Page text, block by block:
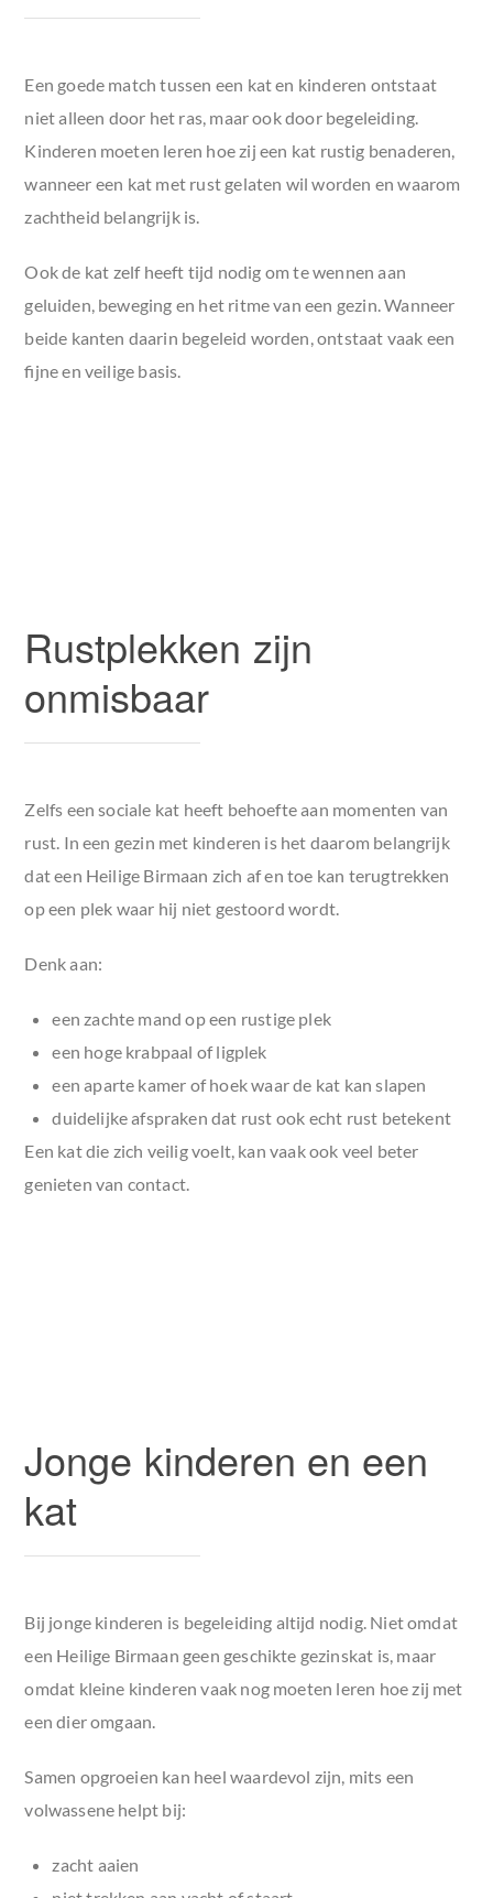
Een goede match tussen een kat en kinderen ontstaat
niet alleen door het ras, maar ook door begeleiding.
Kinderen moeten leren hoe zij een kat rustig benaderen,
wanneer een kat met rust gelaten wil worden en waarom
zachtheid belangrijk is.
Ook de kat zelf heeft tijd nodig om te wennen aan
geluiden, beweging en het ritme van een gezin. Wanneer
beide kanten daarin begeleid worden, ontstaat vaak een
fijne en veilige basis.
Rustplekken zijn
onmisbaar
Zelfs een sociale kat heeft behoefte aan momenten van
rust. In een gezin met kinderen is het daarom belangrijk
dat een Heilige Birmaan zich af en toe kan terugtrekken
op een plek waar hij niet gestoord wordt.
Denk aan:
een zachte mand op een rustige plek
een hoge krabpaal of ligplek
een aparte kamer of hoek waar de kat kan slapen
duidelijke afspraken dat rust ook echt rust betekent
Een kat die zich veilig voelt, kan vaak ook veel beter
genieten van contact.
Jonge kinderen en een
kat
Bij jonge kinderen is begeleiding altijd nodig. Niet omdat
een Heilige Birmaan geen geschikte gezinskat is, maar
omdat kleine kinderen vaak nog moeten leren hoe zij met
een dier omgaan.
Samen opgroeien kan heel waardevol zijn, mits een
volwassene helpt bij:
zacht aaien